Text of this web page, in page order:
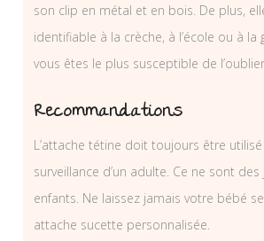
son clip en métal et en bois. De plus,
identifiable à la crèche, à l’école ou à la
vous êtes le plus susceptible de l’oublier.
Recommandations
L’attache tétine doit toujours être
surveillance d’un adulte. Ce ne sont
enfants. Ne laissez jamais votre bébé
attache sucette personnalisée.